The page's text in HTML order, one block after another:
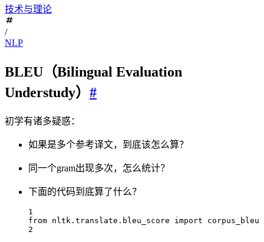
技术与理论
/
NLP
BLEU（Bilingual Evaluation
Understudy） #
初学有诸多疑惑：
如果是多个参考译文，到底该怎么算？
同一个gram出现多次，怎么统计？
下面的代码到底算了什么？
1
from nltk.translate.bleu_score import corpus_bleu
2